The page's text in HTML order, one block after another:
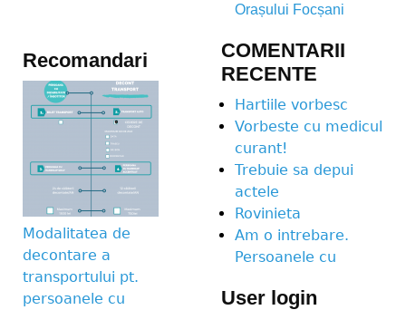
Recomandari
Modalitatea de
decontare a
transportului pt.
persoanele cu
Orașului Focșani
COMENTARII
RECENTE
Hartiile vorbesc
Vorbeste cu medicul
curant!
Trebuie sa depui
actele
Rovinieta
Am o intrebare.
Persoanele cu
User login